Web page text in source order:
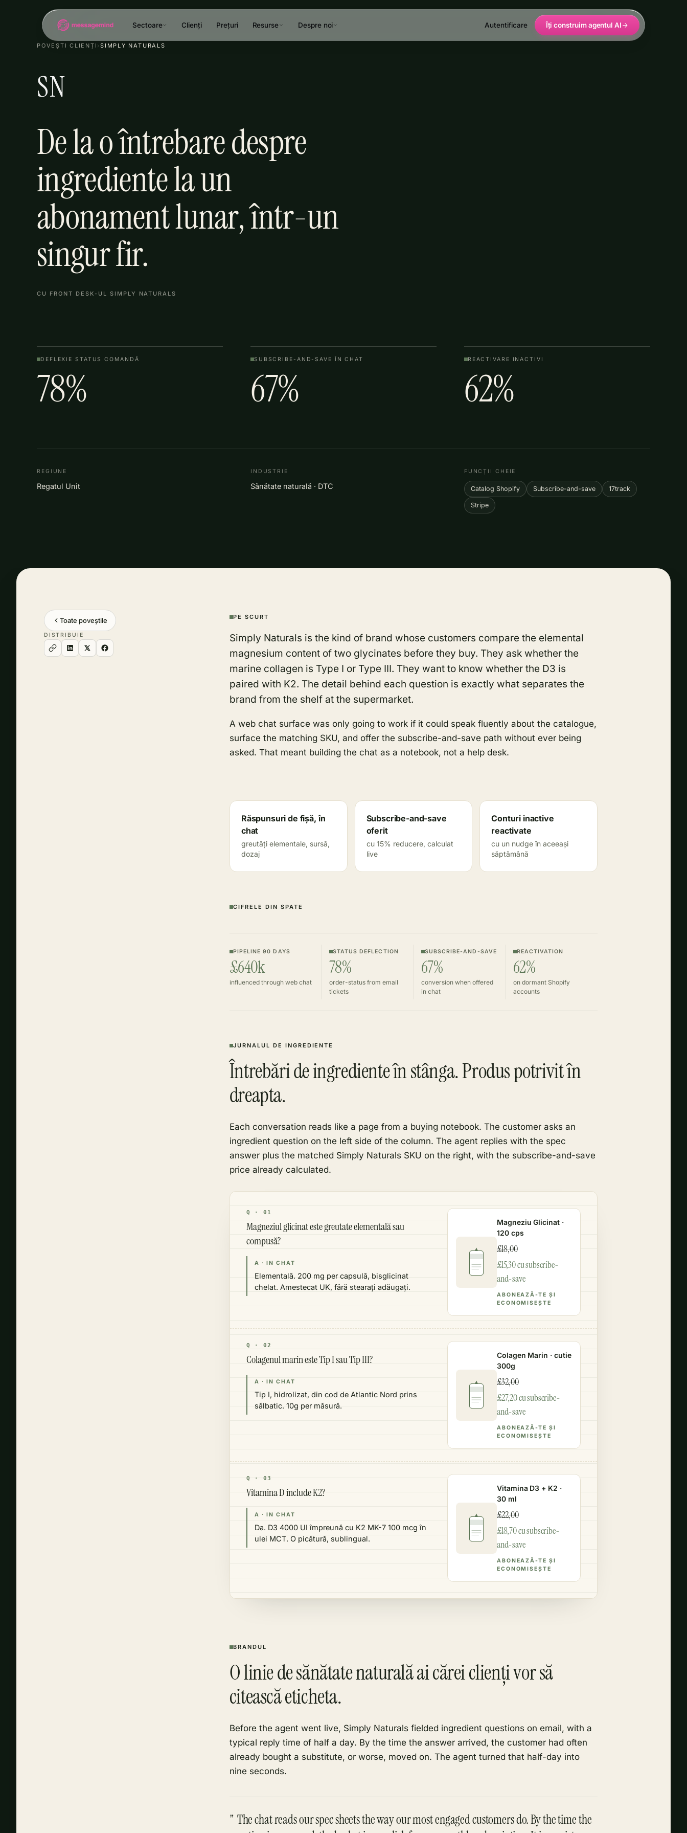
Sectoare Clienți Prețuri Resurse Despre noi Autentificare Îți construim agentul AI
POVEȘTI CLIENȚI ›SIMPLY NATURALS
SN
De la o întrebare despre
ingrediente la un
abonament lunar, într-un
singur fir.
CU FRONT DESK-UL SIMPLY NATURALS
DEFLEXIE STATUS COMANDĂ
78%
SUBSCRIBE-AND-SAVE ÎN CHAT
67%
REACTIVARE INACTIVI
62%
REGIUNE
Regatul Unit
INDUSTRIE
Sănătate naturală · DTC
FUNCȚII CHEIE
Catalog Shopify Subscribe-and-save 17track
Stripe
Toate poveștile
DISTRIBUIE
PE SCURT
Simply Naturals is the kind of brand whose customers compare the elemental
magnesium content of two glycinates before they buy. They ask whether the
marine collagen is Type I or Type III. They want to know whether the D3 is
paired with K2. The detail behind each question is exactly what separates the
brand from the shelf at the supermarket.
A web chat surface was only going to work if it could speak fluently about the catalogue,
surface the matching SKU, and offer the subscribe-and-save path without ever being
asked. That meant building the chat as a notebook, not a help desk.
Răspunsuri de fișă, în
chat
greutăți elementale, sursă,
dozaj
Subscribe-and-save
oferit
cu 15% reducere, calculat
live
Conturi inactive
reactivate
cu un nudge în aceeași
săptămână
CIFRELE DIN SPATE
PIPELINE 90 DAYS
£640k
influenced through web chat
STATUS DEFLECTION
78%
order-status from email
tickets
SUBSCRIBE-AND-SAVE
67%
conversion when offered
in chat
REACTIVATION
62%
on dormant Shopify
accounts
JURNALUL DE INGREDIENTE
Întrebări de ingrediente în stânga. Produs potrivit în
dreapta.
Each conversation reads like a page from a buying notebook. The customer asks an
ingredient question on the left side of the column. The agent replies with the spec
answer plus the matched Simply Naturals SKU on the right, with the subscribe-and-save
price already calculated.
Q · 01
Magneziul glicinat este greutate elementală sau
compusă?
A · IN CHAT
Elementală. 200 mg per capsulă, bisglicinat
chelat. Amestecat UK, fără stearați adăugați.
Magneziu Glicinat ·
120 cps
£18,00
£15,30 cu subscribe-
and-save
ABONEAZĂ-TE ȘI
ECONOMISEȘTE
Q · 02
Colagenul marin este Tip I sau Tip III?
A · IN CHAT
Tip I, hidrolizat, din cod de Atlantic Nord prins
sălbatic. 10g per măsură.
Colagen Marin · cutie
300g
£32,00
£27,20 cu subscribe-
and-save
ABONEAZĂ-TE ȘI
ECONOMISEȘTE
Q · 03
Vitamina D include K2?
A · IN CHAT
Da. D3 4000 UI împreună cu K2 MK-7 100 mcg în
ulei MCT. O picătură, sublingual.
Vitamina D3 + K2 ·
30 ml
£22,00
£18,70 cu subscribe-
and-save
ABONEAZĂ-TE ȘI
ECONOMISEȘTE
BRANDUL
O linie de sănătate naturală ai cărei clienți vor să
citească eticheta.
Before the agent went live, Simply Naturals fielded ingredient questions on email, with a
typical reply time of half a day. By the time the answer arrived, the customer had often
already bought a substitute, or worse, moved on. The agent turned that half-day into
nine seconds.
The chat reads our spec sheets the way our most engaged customers do. By the time the